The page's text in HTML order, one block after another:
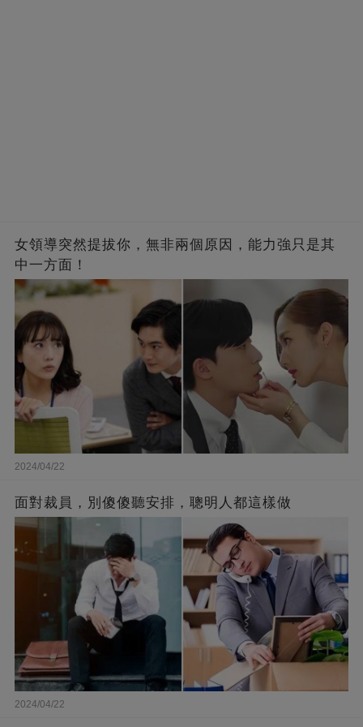
女領導突然提拔你，無非兩個原因，能力強只是其
中一方面！
2024/04/22
面對裁員，別傻傻聽安排，聰明人都這樣做
2024/04/22